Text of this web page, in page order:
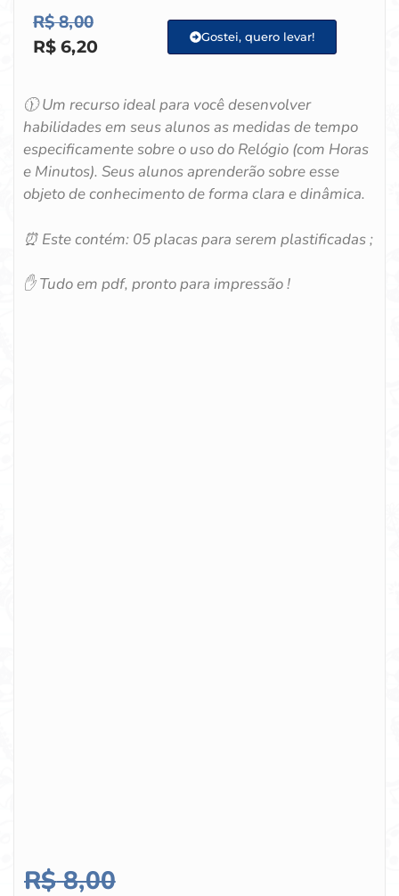
R$8,00
R$ 6,20 Gostei, quero levar!
🕦 Um recurso ideal para você desenvolver
habilidades em seus alunos as medidas de tempo
especificamente sobre o uso do Relógio (com Horas
e Minutos). Seus alunos aprenderão sobre esse
objeto de conhecimento de forma clara e dinâmica.
⏰ Este contém: 05 placas para serem plastificadas ;
✋ Tudo em pdf, pronto para impressão !
R$8,00